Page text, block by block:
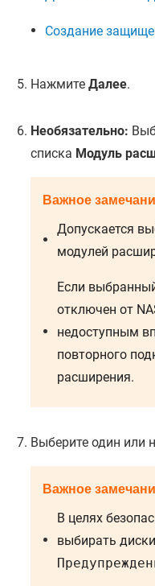
Создание
Нажмите Далее.
Необязательно:
списка Модуль
Важное
Допускается
модулей
Если
отключен от
недоступным
повторного
расширения.
Выберите один или
Важное
В целях
выбирать